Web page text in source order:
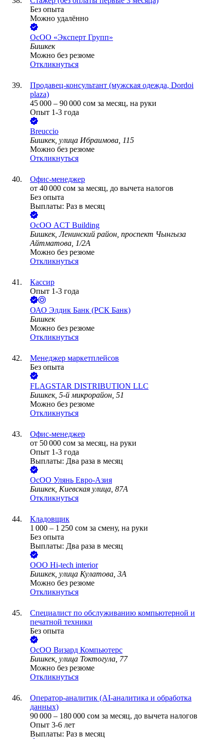
Без опыта
Можно удалённо
ОсОО «Эксперт Групп»
Бишкек
Можно без резюме
Откликнуться
Продавец-консультант (мужская одежда, Dordoi
plaza)
45 000 – 90 000 сом за месяц, на руки
Опыт 1-3 года
Breuccio
Бишкек, улица Ибраимова, 115
Можно без резюме
Откликнуться
Офис-менеджер
от 40 000 сом за месяц, до вычета налогов
Без опыта
Выплаты: Раз в месяц
ОсОО ACT Building
Бишкек, Ленинский район, проспект Чынгыза
Айтматова, 1/2А
Можно без резюме
Откликнуться
Кассир
Опыт 1-3 года
ОАО Элдик Банк (РСК Банк)
Бишкек
Можно без резюме
Откликнуться
Менеджер маркетплейсов
Без опыта
FLAGSTAR DISTRIBUTION LLC
Бишкек, 5-й микрорайон, 51
Можно без резюме
Откликнуться
Офис-менеджер
от 50 000 сом за месяц, на руки
Опыт 1-3 года
Выплаты: Два раза в месяц
ОсОО Улянь Евро-Азия
Бишкек, Киевская улица, 87А
Откликнуться
Кладовщик
1 000 – 1 250 сом за смену, на руки
Без опыта
Выплаты: Два раза в месяц
ООО Hi-tech interior
Бишкек, улица Кулатова, 3А
Можно без резюме
Откликнуться
Специалист по обслуживанию компьютерной и
печатной техники
Без опыта
ОсОО Визард Компьютерс
Бишкек, улица Токтогула, 77
Можно без резюме
Откликнуться
Оператор-аналитик (AI-аналитика и обработка
данных)
90 000 – 180 000 сом за месяц, до вычета налогов
Опыт 3-6 лет
Выплаты: Раз в месяц